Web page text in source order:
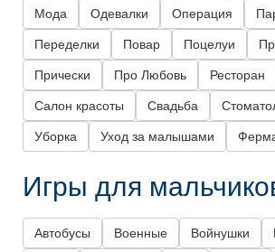
Мода Одевалки Операция
Переделки Повар Поцелуи
Прически Про Любовь Ресторан
Салон красоты Свадьба
Уборка Уход за малышами
Игры для
Автобусы Военные Войнушки